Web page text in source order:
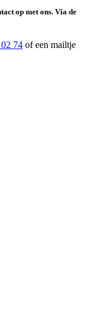
op met ons. Via de
74 of een mailtje